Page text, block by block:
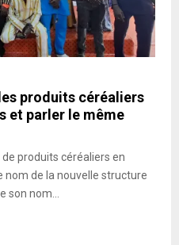
produits céréaliers
et parler le même
produits céréaliers en
nom de la nouvelle structure
son nom...